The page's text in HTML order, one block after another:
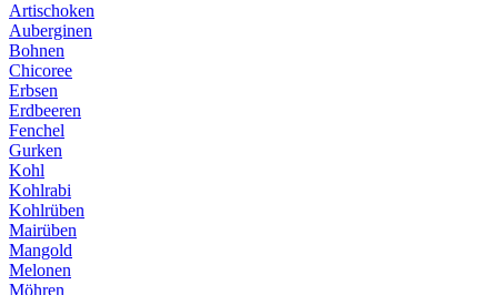
Artischoken
Auberginen
Bohnen
Chicoree
Erbsen
Erdbeeren
Fenchel
Gurken
Kohl
Kohlrabi
Kohlrüben
Mairüben
Mangold
Melonen
Möhren